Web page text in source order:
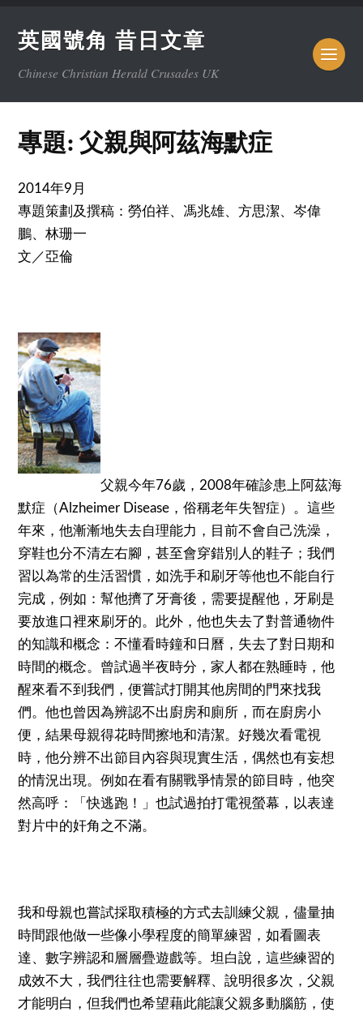
英國號角 昔日文章
Chinese Christian Herald Crusades UK
專題: 父親與阿茲海默症
2014年9月
專題策劃及撰稿：勞伯祥、馮兆雄、方思潔、岑偉
鵬、林珊一
文／亞倫
父親今年76歲，2008年確診患上阿茲海
默症（Alzheimer Disease，俗稱老年失智症）。這些
年來，他漸漸地失去自理能力，目前不會自己洗澡，
穿鞋也分不清左右腳，甚至會穿錯別人的鞋子；我們
習以為常的生活習慣，如洗手和刷牙等他也不能自行
完成，例如：幫他擠了牙膏後，需要提醒他，牙刷是
要放進口裡來刷牙的。此外，他也失去了對普通物件
的知識和概念：不懂看時鐘和日曆，失去了對日期和
時間的概念。曾試過半夜時分，家人都在熟睡時，他
醒來看不到我們，便嘗試打開其他房間的門來找我
們。他也曾因為辨認不出廚房和廁所，而在廚房小
便，結果母親得花時間擦地和清潔。好幾次看電視
時，他分辨不出節目內容與現實生活，偶然也有妄想
的情況出現。例如在看有關戰爭情景的節目時，他突
然高呼：「快逃跑！」也試過拍打電視螢幕，以表達
對片中的奸角之不滿。
我和母親也嘗試採取積極的方式去訓練父親，儘量抽
時間跟他做一些像小學程度的簡單練習，如看圖表
達、數字辨認和層層疊遊戲等。坦白說，這些練習的
成效不大，我們往往也需要解釋、說明很多次，父親
才能明白，但我們也希望藉此能讓父親多動腦筋，使